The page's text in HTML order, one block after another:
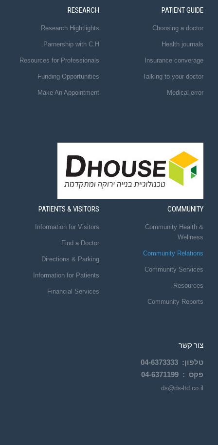
PATIENT GUIDE
Choosing a doctor
Health journals
Insurance converage
Talking to your doctor
Medical error
RESEARCH
Research Hightlights
Parnership with C.H.
Resources for Professionals
Funding Opportunities
Make An Appointment
COMMUNITY
Community Health &
Wellness
Community Relations
Community Services
Resources
Community Reports
צור קשר
טלפון:
04-6373333
פקס : 04-6371199
ds@ds-ltd.co.il
PATIENTS & VISITORS
Information for Visitors
Find a Doctor
Directions & Parking
Information for Patients
Financial Services